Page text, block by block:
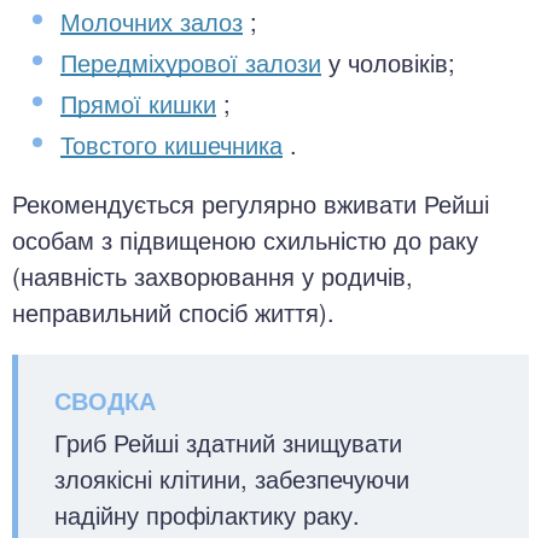
Молочних залоз ;
Передміхурової залози у чоловіків;
Прямої кишки ;
Товстого кишечника .
Рекомендується регулярно вживати Рейші
особам з підвищеною схильністю до раку
(наявність захворювання у родичів,
неправильний спосіб життя).
Гриб Рейші здатний знищувати
злоякісні клітини, забезпечуючи
надійну профілактику раку.